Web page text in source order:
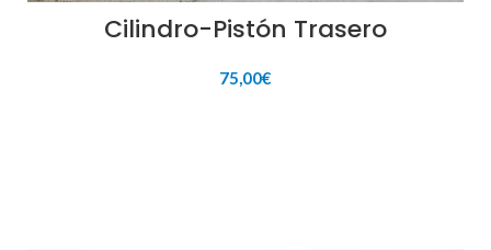
Cilindro-Pistón Trasero
75,00€